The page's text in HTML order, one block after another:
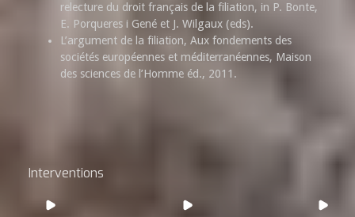
relecture du droit français de la filiation, in P. Bonte,
E. Porqueres i Gené et J. Wilgaux (eds).
L’argument de la filiation, Aux fondements des
sociétés européennes et méditerranéennes, Maison
des sciences de l’Homme éd., 2011.
Interventions